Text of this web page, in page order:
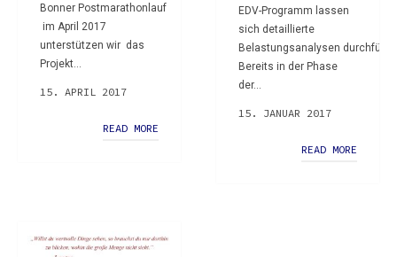
Bonner Postmarathonlauf
im April 2017
unterstützen wir das
Projekt...
15. APRIL 2017
READ MORE
EDV-Programm lassen
sich detaillierte
Belastungsanalysen
Bereits in der Phase
der...
15. JANUAR 2017
READ MORE